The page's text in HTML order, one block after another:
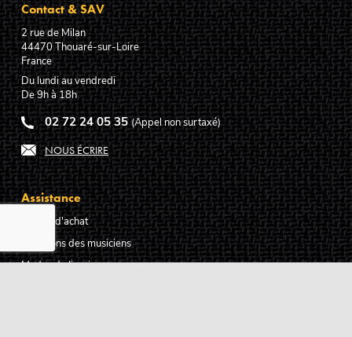
Contact & SAV
2 rue de Milan
44470Thouaré-sur-Loire
France
Du lundi au vendredi
De 9h à 18h
02 72 24 05 35 (Appel non surtaxé)
NOUS ÉCRIRE
Assistance
Guides d'achat
Questions des musiciens
Modes de livraison